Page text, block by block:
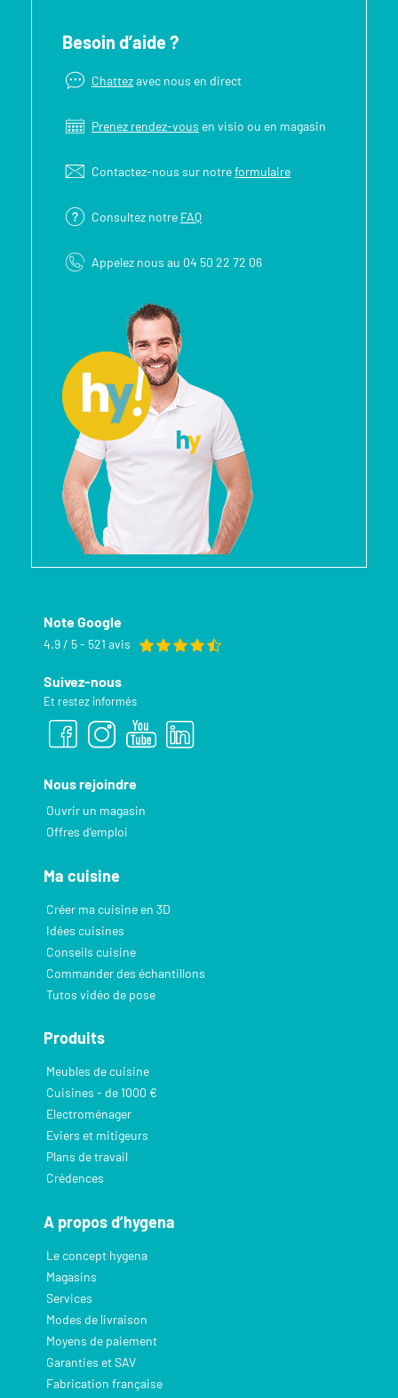
Besoin d’aide ?
Chattezavec nous en direct
Prenez rendez-vous en visio ou en magasin
Contactez-nous sur notreformulaire
Consultez notre FAQ
Appelez nous au 04 50 22 72 06
Note Google
4.9 / 5 - 521 avis
Suivez-nous
Et restez informés
Nous rejoindre
Ouvrir un magasin
Offres d’emploi
Ma cuisine
Créer ma cuisine en 3D
Idées cuisines
Conseils cuisine
Commander des échantillons
Tutos vidéo de pose
Produits
Meubles de cuisine
Cuisines - de 1000 €
Electroménager
Eviers et mitigeurs
Plans de travail
Crédences
A propos d’hygena
Le concept hygena
Magasins
Services
Modes de livraison
Moyens de paiement
Garanties et SAV
Fabrication française